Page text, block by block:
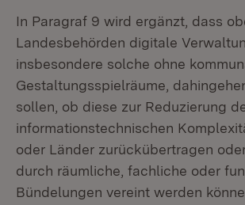
In Paragraf 9 wird ergänzt, dass
Landesbehörden digitale
insbesondere solche ohne
Gestaltungsspielräume,
sollen, ob diese zur Reduzierung
informationstechnischen
oder Länder zurückübertragen
durch räumliche, fachliche oder
Bündelungen vereint werden